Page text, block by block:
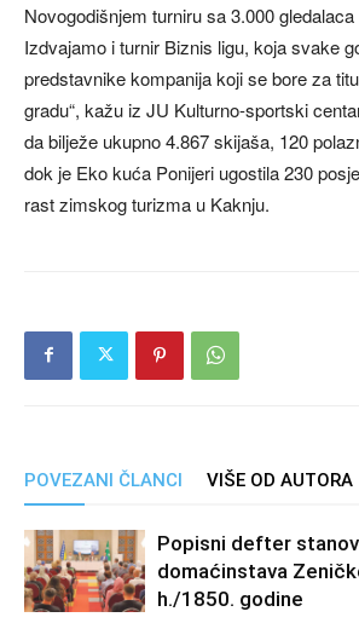
Novogodišnjem turniru sa 3.000
Izdvajamo i turnir Biznis ligu, koja svake
predstavnike kompanija koji se bore za
gradu“, kažu iz JU Kulturno-sportski
da bilježe ukupno 4.867 skijaša, 120
dok je Eko kuća Ponijeri ugostila 230
rast zimskog turizma u Kaknju.
POVEZANI ČLANCI VIŠE OD AUTORA
Popisni defter
domaćinstava
h./1850. godine